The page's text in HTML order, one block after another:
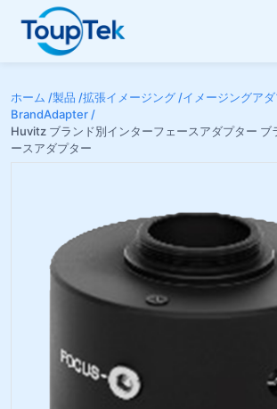
ホーム /製品 /拡張イメージング /イメージングア
BrandAdapter /
Huvitz ブランド別インターフェースアダプター ブ
ースアダプター